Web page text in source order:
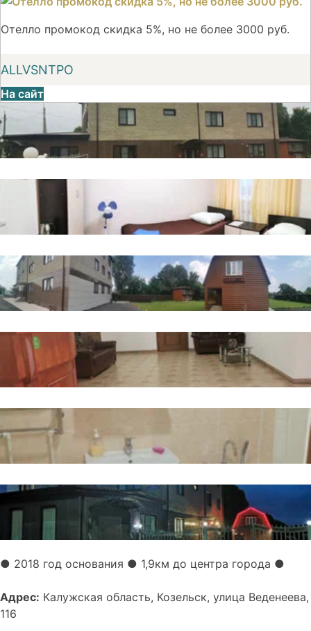
Отелло промокод скидка 5%, но не более 3000 руб.
ALLVSNTPO
На сайт
● 2018 год основания ● 1,9км до центра города ●
Адрес: Калужская область, Козельск, улица Веденеева,
116